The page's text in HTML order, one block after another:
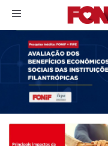
Toggle